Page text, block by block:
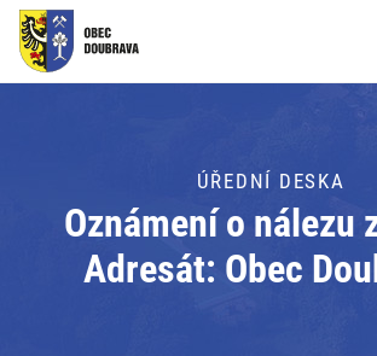
OBECNÍ ÚŘAD
PRO OBČANY
Formuláře ke stažení
ÚŘEDNÍ DESKA
Oznámení o nálezu
Adresát: Obec